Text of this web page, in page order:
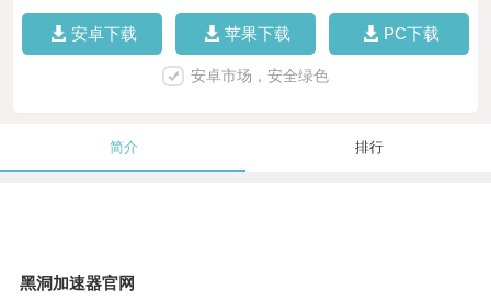
安卓下载 苹果下载 PC下载
安卓市场，安全绿色
简介 排行
黑洞加速器官网